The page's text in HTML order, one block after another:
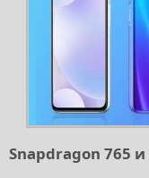
Snapdragon 765